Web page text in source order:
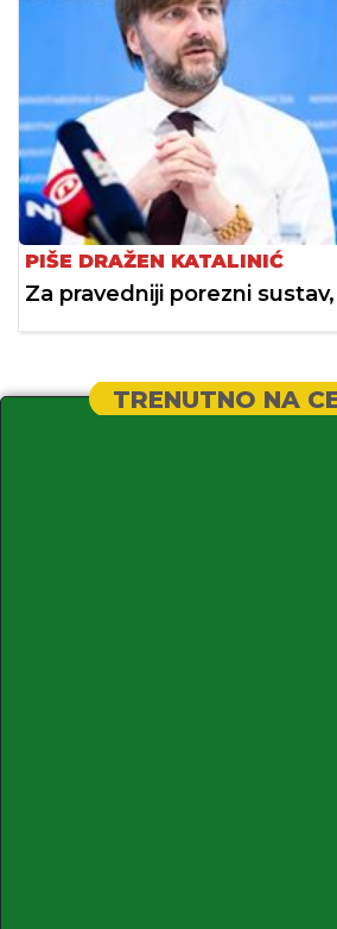
PIŠE DRAŽEN KATALINIĆ
Za pravedniji porezni
TRENUTNO NA